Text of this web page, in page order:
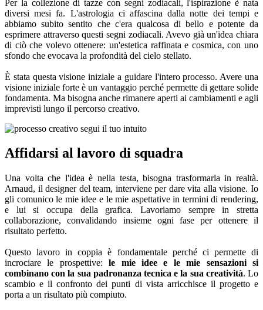
Per la collezione di tazze con segni zodiacali, l'ispirazione è nata
diversi mesi fa. L'astrologia ci affascina dalla notte dei tempi e
abbiamo subito sentito che c'era qualcosa di bello e potente da
esprimere attraverso questi segni zodiacali. Avevo già un'idea chiara
di ciò che volevo ottenere: un'estetica raffinata e cosmica, con uno
sfondo che evocava la profondità del cielo stellato.
È stata questa visione iniziale a guidare l'intero processo. Avere una
visione iniziale forte è un vantaggio perché permette di gettare solide
fondamenta. Ma bisogna anche rimanere aperti ai cambiamenti e agli
imprevisti lungo il percorso creativo.
Affidarsi al lavoro di squadra
Una volta che l'idea è nella testa, bisogna trasformarla in realtà.
Arnaud, il designer del team, interviene per dare vita alla visione. Io
gli comunico le mie idee e le mie aspettative in termini di rendering,
e lui si occupa della grafica. Lavoriamo sempre in stretta
collaborazione, convalidando insieme ogni fase per ottenere il
risultato perfetto.
Questo lavoro in coppia è fondamentale perché ci permette di
incrociare le prospettive:le mie idee e le mie sensazioni si
combinano con la sua padronanza tecnica e la sua creatività. Lo
scambio e il confronto dei punti di vista arricchisce il progetto e
porta a un risultato più compiuto.